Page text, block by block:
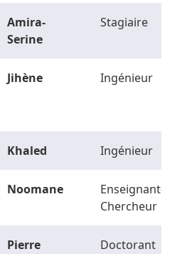
Amira-
Serine
Stagiaire
Jihène Ingénieur
Khaled Ingénieur
Noomane
Enseignant-
Chercheur
Pierre Doctorant